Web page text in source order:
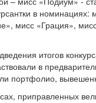
в номинациях:
мисс «Грация»,
итогов
в
портфолио,
приправленных